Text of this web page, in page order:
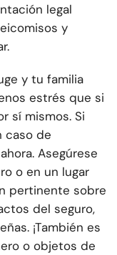
legal
y
y tu familia
estrés que si
sí mismos. Si
caso de
Asegúrese
o en un lugar
pertinente sobre
del seguro,
¡También es
o objetos de